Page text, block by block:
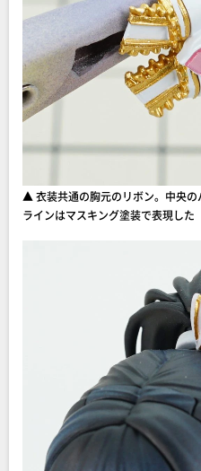
▲ 衣装共通の胸元のリボン。中央
ラインはマスキング塗装で表現した